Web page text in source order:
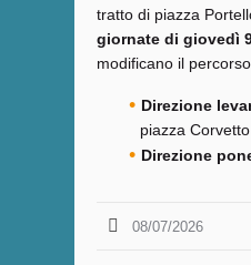
tratto di piazza
giornate di giovedì
modificano il
Direzione
piazza
Direzione
08/07/2026